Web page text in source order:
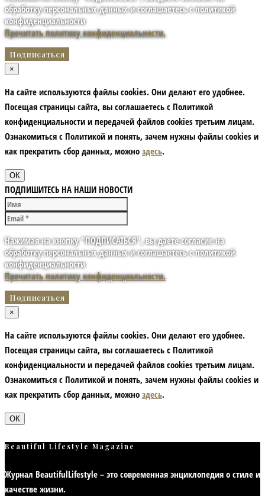
обработку персональных данных и соглашаетесь с политикой
конфиденциальности
Прочитать политику конфиденциальности.
×
На сайте используются файлы cookies. Они делают его удобнее.
Посещая страницы сайта, вы соглашаетесь с Политикой
конфиденциальности и передачей файлов cookies третьим лицам.
Ознакомиться с Политикой и понять, зачем нужны файлы сookies и
как прекратить сбор данных, можно здесь.
ОК
ПОДПИШИТЕСЬ НА НАШИ НОВОСТИ
Нажимая на кнопку "ПОДПИСАТЬСЯ", вы даете согласие на
обработку персональных данных и соглашаетесь с политикой
конфиденциальности
Прочитать политику конфиденциальности.
×
На сайте используются файлы cookies. Они делают его удобнее.
Посещая страницы сайта, вы соглашаетесь с Политикой
конфиденциальности и передачей файлов cookies третьим лицам.
Ознакомиться с Политикой и понять, зачем нужны файлы сookies и
как прекратить сбор данных, можно здесь.
ОК
Beautiful Lifestyle Magazine
Журнал BeautifulLifestyle – это современная энциклопедия о стиле и
качестве жизни.